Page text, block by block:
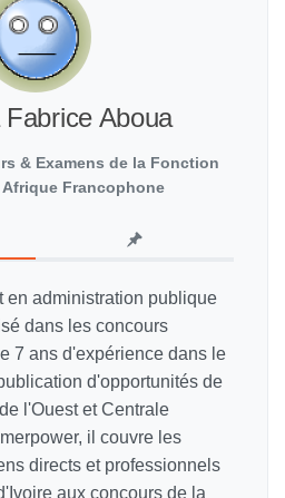
Aboua
& Examens de la Fonction
Francophone
en administration publique
dans les concours
7 ans d'expérience dans le
d'opportunités de
l'Ouest et Centrale
il couvre les
directs et professionnels
aux concours de la